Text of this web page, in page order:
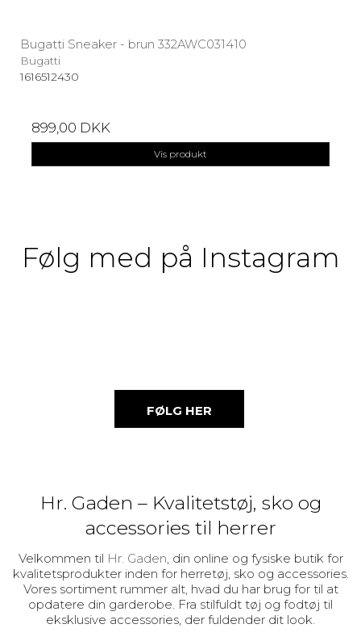
Bugatti Sneaker - brun 332AWC031410
Bugatti
1616512430
899,00 DKK
Vis produkt
Følg med på Instagram
FØLG HER
Hr. Gaden – Kvalitetstøj, sko og
accessories til herrer
Velkommen til Hr. Gaden, din online og fysiske butik for
kvalitetsprodukter inden for herretøj, sko og accessories.
Vores sortiment rummer alt, hvad du har brug for til at
opdatere din garderobe. Fra stilfuldt tøj og fodtøj til
eksklusive accessories, der fuldender dit look.